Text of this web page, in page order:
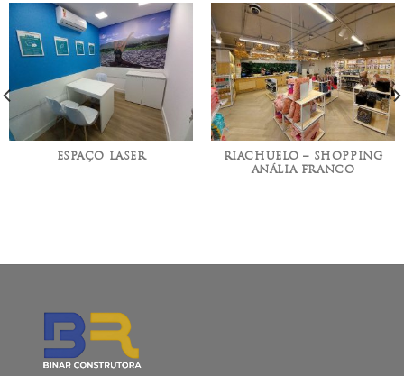
ESPAÇO LASER
RIACHUELO – SHOPPING
ANÁLIA FRANCO